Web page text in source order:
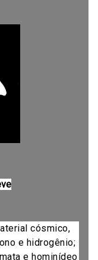
cósmico,
e hidrogênio;
e hominídeo